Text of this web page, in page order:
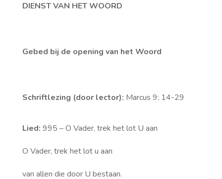
DIENST VAN HET WOORD
Gebed bij de opening van het Woord
Schriftlezing (door lector): Marcus 9: 14-29
Lied: 995 – O Vader, trek het lot U aan
O Vader, trek het lot u aan
van allen die door U bestaan.